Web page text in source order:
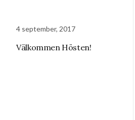
4 september, 2017
Välkommen Hösten!